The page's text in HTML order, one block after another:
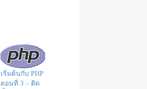
เริ่มต้นกับ PHP
ตอนที่ 3 – ติด